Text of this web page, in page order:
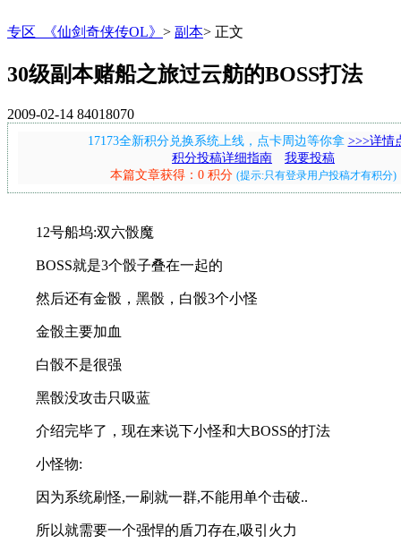
专区_《仙剑奇侠传OL》 > 副本> 正文
30级副本赌船之旅过云舫的BOSS打法
2009-02-14 84018070
17173全新积分兑换系统上线，点卡周边等你拿 >>>详情
积分投稿详细指南
我要投稿
本篇文章获得：0 积分 (提示:只有登录用户投稿才有积分)
12号船坞:双六骰魔
BOSS就是3个骰子叠在一起的
然后还有金骰，黑骰，白骰3个小怪
金骰主要加血
白骰不是很强
黑骰没攻击只吸蓝
介绍完毕了，现在来说下小怪和大BOSS的打法
小怪物:
因为系统刷怪,一刷就一群,不能用单个击破..
所以就需要一个强悍的盾刀存在,吸引火力